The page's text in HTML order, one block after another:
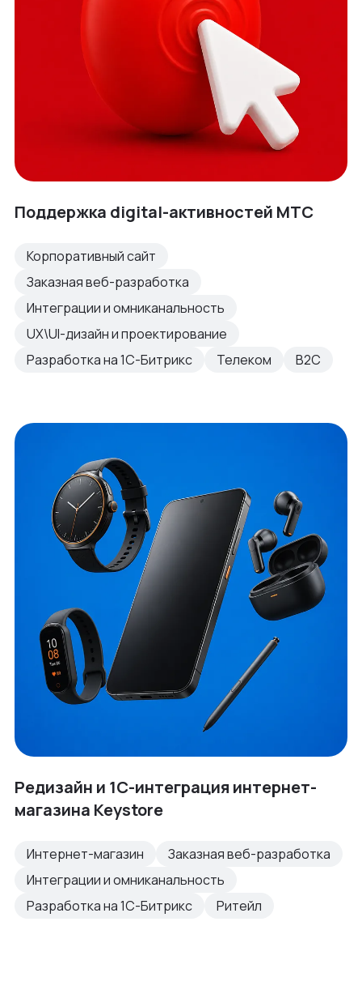
Поддержка digital-активностей МТС
Корпоративный сайт
Заказная веб-разработка
Интеграции и омниканальность
UX\UI-дизайн и проектирование
Разработка на 1С-Битрикс
Телеком B2C
Редизайн и 1С-интеграция интернет-
магазина Keystore
Интернет-магазин
Заказная веб-разработка
Интеграции и омниканальность
Разработка на 1С-Битрикс
Ритейл